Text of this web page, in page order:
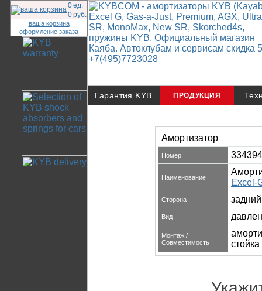
0ед.
0руб.
ваша корзина
оформление заказа
Гарантия KYB ПРОДУКЦИЯ
Амортизатор
Номер 334394
Наименование
Excel-
Сторона
Вид
Монтаж /
Совместимость
стойка